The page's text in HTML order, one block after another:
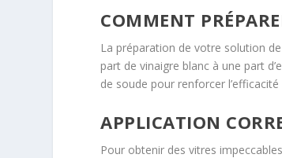
COMMENT
La préparation de votre solution
part de vinaigre blanc à une part
de soude pour renforcer
APPLICATION
Pour obtenir des vitres